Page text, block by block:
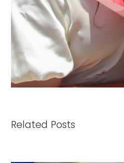
Related Posts